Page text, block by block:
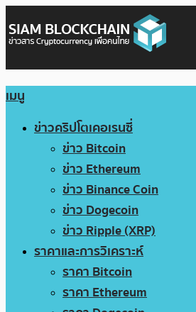
เมนู
ข่าวคริปโตเคอเรนซี่
ข่าว Bitcoin
ข่าว Ethereum
ข่าว Binance Coin
ข่าว Dogecoin
ข่าว Ripple (XRP)
ราคาและการวิเคราะห์
ราคา Bitcoin
ราคา Ethereum